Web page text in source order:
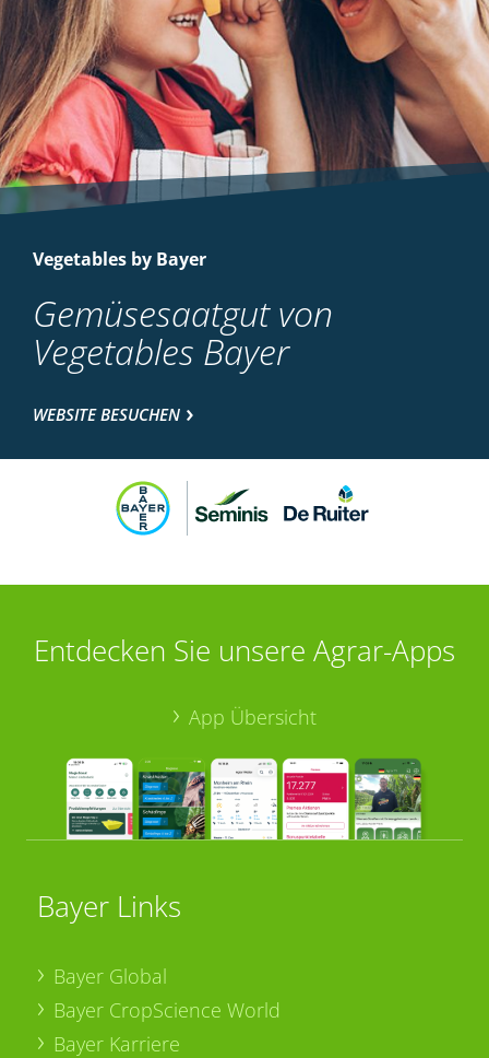
Vegetables by Bayer
Gemüsesaatgut von
Vegetables Bayer
WEBSITE BESUCHEN
Entdecken Sie unsere Agrar-Apps
App Übersicht
Bayer Links
Bayer Global
Bayer CropScience World
Bayer Karriere